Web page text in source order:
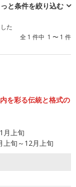
と条件を絞り込む
た
全 1 件中 1 〜 1 件
を彩る伝統と格式の
月上旬
上旬～12月上旬